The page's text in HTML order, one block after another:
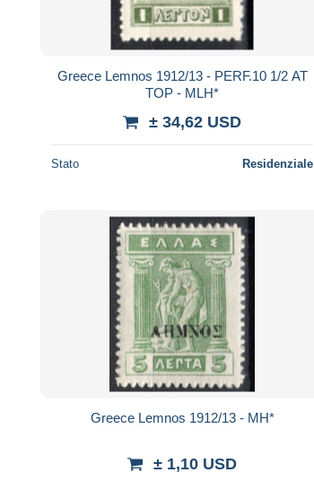
Greece Lemnos 1912/13 - PERF.10 1/2 AT
TOP - MLH*
± 34,62 USD
Stato Residenziale
Greece Lemnos 1912/13 - MH*
± 1,10 USD